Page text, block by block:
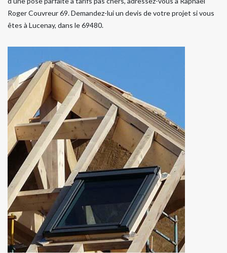
Roger Couvreur 69. Demandez-lui un devis de votre projet si vous
êtes à Lucenay, dans le 69480.